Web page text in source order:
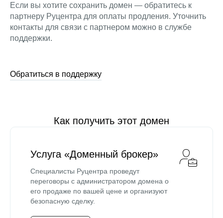
Если вы хотите сохранить домен — обратитесь к
партнеру Руцентра для оплаты продления. Уточнить
контакты для связи с партнером можно в службе
поддержки.
Обратиться в поддержку
Как получить этот домен
Услуга «Доменный брокер»
Специалисты Руцентра проведут
переговоры с администратором домена о
его продаже по вашей цене и организуют
безопасную сделку.